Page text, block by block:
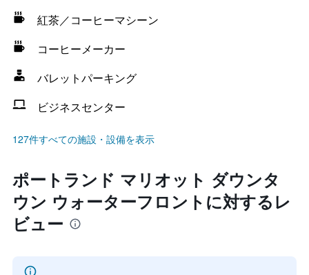
紅茶／コーヒーマシーン
コーヒーメーカー
バレットパーキング
ビジネスセンター
127件すべての施設・設備を表示
ポートランド マリオット ダウンタ
ウン ウォーターフロントに対するレ
ビュー